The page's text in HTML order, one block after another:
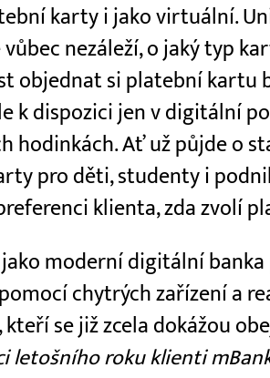
karty i jako virtuální.
vůbec nezáleží, o jaký typ
objednat si platební kartu
k dispozici jen v digitální
hodinkách. Ať už půjde o
pro děti, studenty i
klienta, zda zvolí
jako moderní digitální
chytrých zařízení a
se již zcela dokážou
letošního roku klienti